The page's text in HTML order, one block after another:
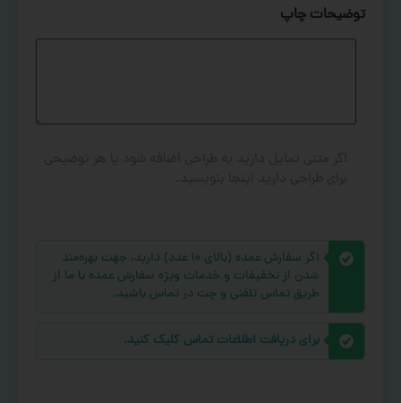
توضیحات چاپ
اگر سفارش عمده (بالای ۱۰ عدد) دارید، جهت بهره‌مند
شدن از تخفیفات و خدمات ویژه سفارش عمده با ما از
طریق تماس تلفنی و چت در تماس باشید.
برای دریافت اطلاعات تماس کلیک کنید.